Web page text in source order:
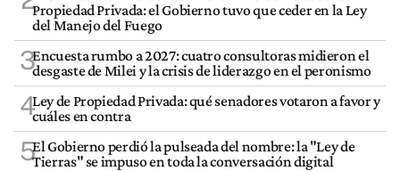
Propiedad Privada: el Gobierno tuvo que ceder en la Ley
del Manejo del Fuego
3Encuesta rumbo a 2027: cuatro consultoras midieron el
desgaste de Milei y la crisis de liderazgo en el peronismo
4Ley de Propiedad Privada: qué senadores votaron a favor y
cuáles en contra
5El Gobierno perdió la pulseada del nombre: la "Ley de
Tierras" se impuso en toda la conversación digital